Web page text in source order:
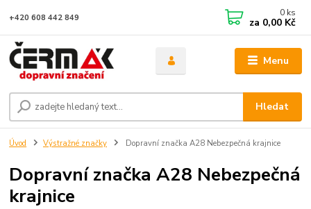
Menu
Hledat
+420 608 442 849 0 ks
za 0,00 Kč
Úvod Výstražné značky Dopravní značka A28 Nebezpečná krajnice
Dopravní značka A28 Nebezpečná
krajnice